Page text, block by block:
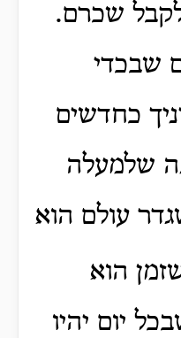
שכרם.
שבכדי
כחדשים
שלמעלה
עולם הוא
הוא
יום יהיו